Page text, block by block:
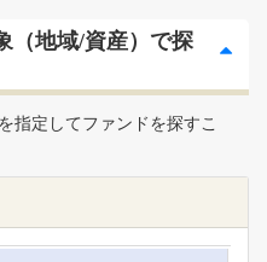
（地域/資産）で探
指定してファンドを探すこ